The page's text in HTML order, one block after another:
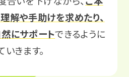
解や手助けを求めたり、
にサポートできるように
きます。